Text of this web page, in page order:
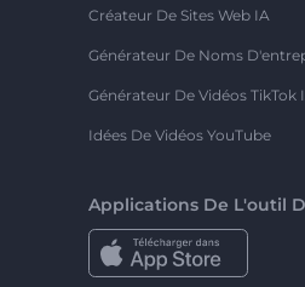
Créateur De Sites Web IA
Générateur De Noms
Générateur De Vidéos TikTok
Idées De Vidéos YouTube
Applications De L'outil